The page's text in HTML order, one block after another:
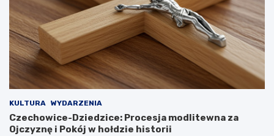
KULTURA WYDARZENIA
Czechowice-Dziedzice: Procesja modlitewna za
Ojczyznę i Pokój w hołdzie historii